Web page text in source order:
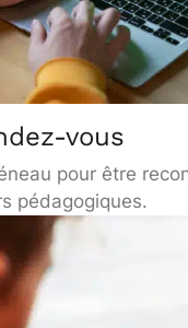
vous
pour être
pédagogiques.